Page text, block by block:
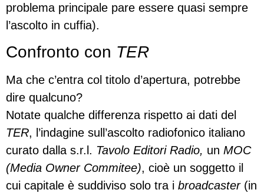
problema principale pare essere quasi sempre
l’ascolto in cuffia).
Confronto con TER
Ma che c’entra col titolo d’apertura, potrebbe
dire qualcuno?
Notate qualche differenza rispetto ai dati del
TER, l’indagine sull’ascolto radiofonico italiano
curato dalla s.r.l. Tavolo Editori Radio, un MOC
(Media Owner Commitee), cioè un soggetto il
cui capitale è suddiviso solo tra i broadcaster(in